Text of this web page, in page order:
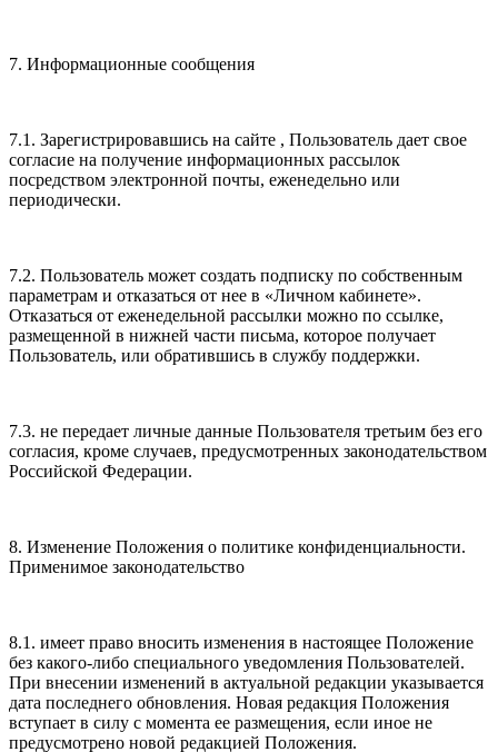
7. Информационные сообщения
7.1. Зарегистрировавшись на сайте , Пользователь дает свое
согласие на получение информационных рассылок
посредством электронной почты, еженедельно или
периодически.
7.2. Пользователь может создать подписку по собственным
параметрам и отказаться от нее в «Личном кабинете».
Отказаться от еженедельной рассылки можно по ссылке,
размещенной в нижней части письма, которое получает
Пользователь, или обратившись в службу поддержки.
7.3. не передает личные данные Пользователя третьим без его
согласия, кроме случаев, предусмотренных законодательством
Российской Федерации.
8. Изменение Положения о политике конфиденциальности.
Применимое законодательство
8.1. имеет право вносить изменения в настоящее Положение
без какого-либо специального уведомления Пользователей.
При внесении изменений в актуальной редакции указывается
дата последнего обновления. Новая редакция Положения
вступает в силу с момента ее размещения, если иное не
предусмотрено новой редакцией Положения.